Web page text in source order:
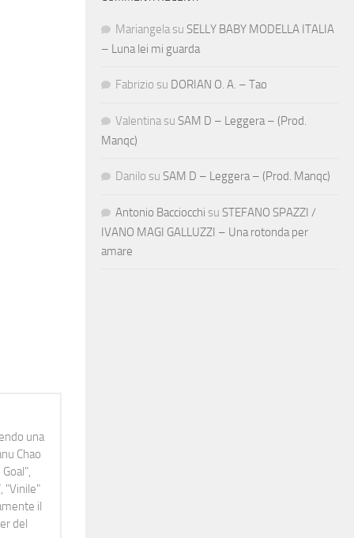
una
Chao
"Vinile"
il
del
Mariangela su SELLY BABY MODELLA ITALIA
– Luna lei mi guarda
Fabrizio su DORIAN O. A. – Tao
Valentina su SAM D – Leggera – (Prod.
Manqc)
Danilo su SAM D – Leggera – (Prod. Manqc)
Antonio Bacciocchi su STEFANO SPAZZI /
IVANO MAGI GALLUZZI – Una rotonda per
amare